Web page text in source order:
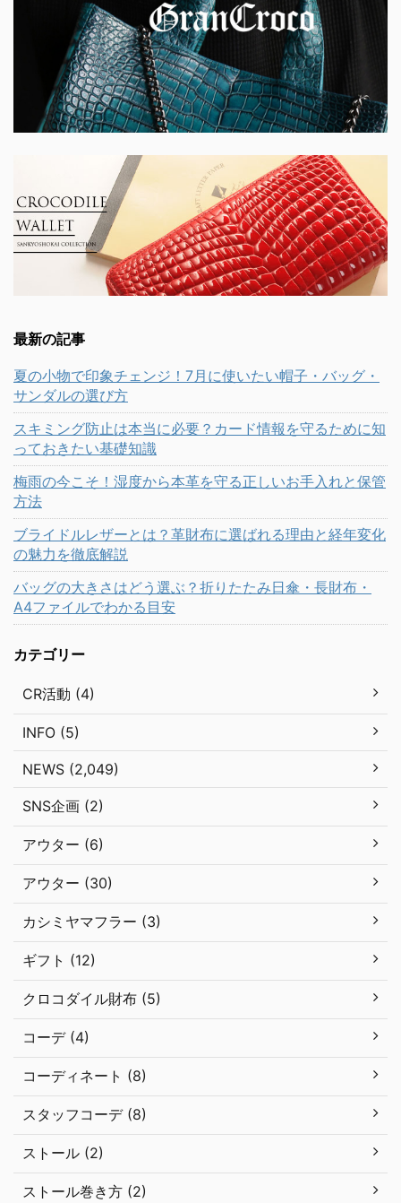
最新の記事
夏の小物で印象チェンジ！7月に使いたい帽子・バッグ・
サンダルの選び方
スキミング防止は本当に必要？カード情報を守るために知
っておきたい基礎知識
梅雨の今こそ！湿度から本革を守る正しいお手入れと保管
方法
ブライドルレザーとは？革財布に選ばれる理由と経年変化
の魅力を徹底解説
バッグの大きさはどう選ぶ？折りたたみ日傘・長財布・
A4ファイルでわかる目安
カテゴリー
CR活動 (4)
INFO (5)
NEWS (2,049)
SNS企画 (2)
アウター (6)
アウター (30)
カシミヤマフラー (3)
ギフト (12)
クロコダイル財布 (5)
コーデ (4)
コーディネート (8)
スタッフコーデ (8)
ストール (2)
ストール巻き方 (2)